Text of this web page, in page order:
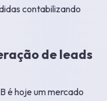
contabilizando
de leads
é hoje um mercado